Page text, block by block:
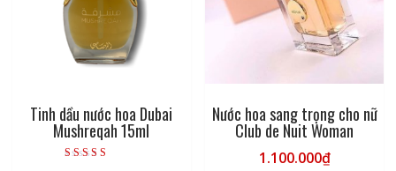
Tinh dầu nước hoa Dubai
Mushreqah 15ml
Nước hoa sang trọng cho nữ
Club de Nuit Woman
1.100.000₫